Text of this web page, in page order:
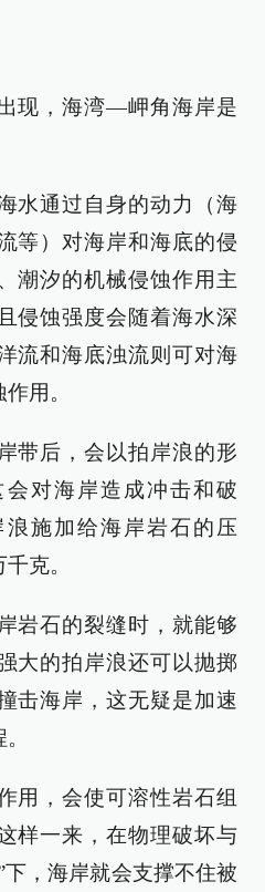
现，海湾—岬角海岸是
水通过自身的动力（海
等）对海岸和海底的侵
潮汐的机械侵蚀作用主
侵蚀强度会随着海水深
流和海底浊流则可对海
用。
带后，会以拍岸浪的形
对海岸造成冲击和破
施加给海岸岩石的压
克。
岩石的裂缝时，就能够
大的拍岸浪还可以抛掷
击海岸，这无疑是加速
用，会使可溶性岩石组
样一来，在物理破坏与
，海岸就会支撑不住被